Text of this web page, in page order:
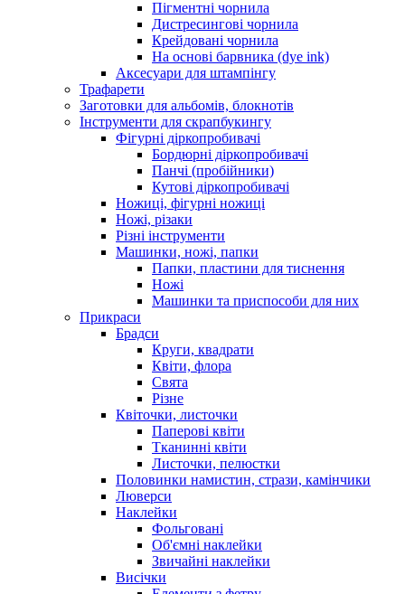
Пігментні чорнила
Дистресингові чорнила
Крейдовані чорнила
На основі барвника (dye ink)
Аксесуари для штампінгу
Трафарети
Заготовки для альбомів, блокнотів
Інструменти для скрапбукингу
Фігурні діркопробивачі
Бордюрні діркопробивачі
Панчі (пробійники)
Кутові діркопробивачі
Ножиці, фігурні ножиці
Ножі, різаки
Різні інструменти
Машинки, ножі, папки
Папки, пластини для тиснення
Ножі
Машинки та приспособи для них
Прикраси
Брадси
Круги, квадрати
Квіти, флора
Свята
Різне
Квіточки, листочки
Паперові квіти
Тканинні квіти
Листочки, пелюстки
Половинки намистин, стрази, камінчики
Люверси
Наклейки
Фольговані
Об'ємні наклейки
Звичайні наклейки
Висічки